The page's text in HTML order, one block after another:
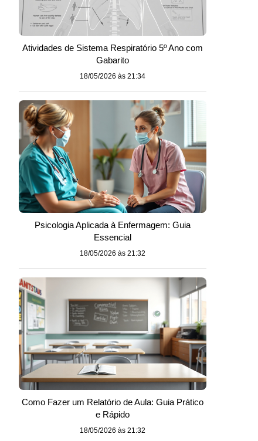
Atividades de Sistema Respiratório 5º Ano com
Gabarito
18/05/2026 às 21:34
Psicologia Aplicada à Enfermagem: Guia
Essencial
18/05/2026 às 21:32
Como Fazer um Relatório de Aula: Guia Prático
e Rápido
18/05/2026 às 21:32